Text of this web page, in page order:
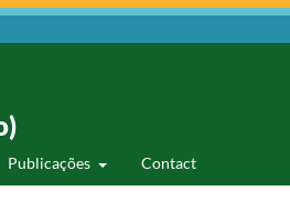
Publicações Contact